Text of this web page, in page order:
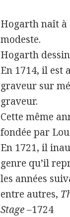
Hogarth naît à
modeste.
Hogarth
En 1714, il est
graveur sur
graveur.
Cette même
fondée par
En 1721, il
genre qu’il
les années
entre autres,
Stage –1724